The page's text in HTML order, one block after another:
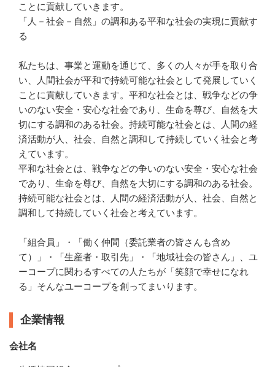
ことに貢献していきます。
「人－社会－自然」の調和ある平和な社会の実現に貢献す
る
私たちは、事業と運動を通じて、多くの人々が手を取り合
い、人間社会が平和で持続可能な社会として発展していく
ことに貢献していきます。平和な社会とは、戦争などの争
いのない安全・安心な社会であり、生命を尊び、自然を大
切にする調和のある社会。持続可能な社会とは、人間の経
済活動が人、社会、自然と調和して持続していく社会と考
えています。
平和な社会とは、戦争などの争いのない安全・安心な社会
であり、生命を尊び、自然を大切にする調和のある社会。
持続可能な社会とは、人間の経済活動が人、社会、自然と
調和して持続していく社会と考えています。
「組合員」・「働く仲間（委託業者の皆さんも含め
て）」・「生産者・取引先」・「地域社会の皆さん」、ユ
ーコープに関わるすべての人たちが「笑顔で幸せになれ
る」そんなユーコープを創ってまいります。
企業情報
会社名